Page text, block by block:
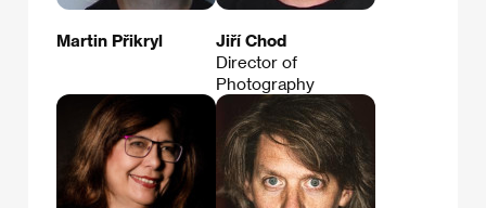
Martin Přikryl
Jiří Chod
Director of
Photography